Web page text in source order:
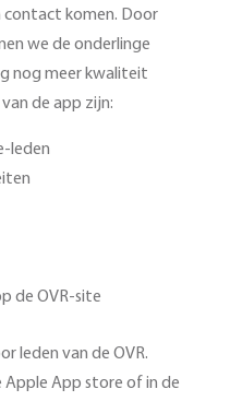
contact komen. Door
we de onderlinge
nog meer kwaliteit
de app zijn:
leden
de OVR-site
leden van de OVR.
Apple App store of in de